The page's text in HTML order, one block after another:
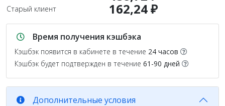
Старый клиент 162,24 ₽
Время получения кэшбэка
Кэшбэк появится в кабинете в течение 24 часов
Кэшбэк будет подтвержден в течение 61-90 дней
Дополнительные условия